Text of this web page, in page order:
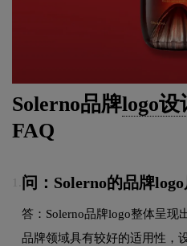
Solerno品牌logo设
FAQ
问：Solerno的品牌
答：Solerno品牌logo整体呈现
品牌领域具有较好的适用性，